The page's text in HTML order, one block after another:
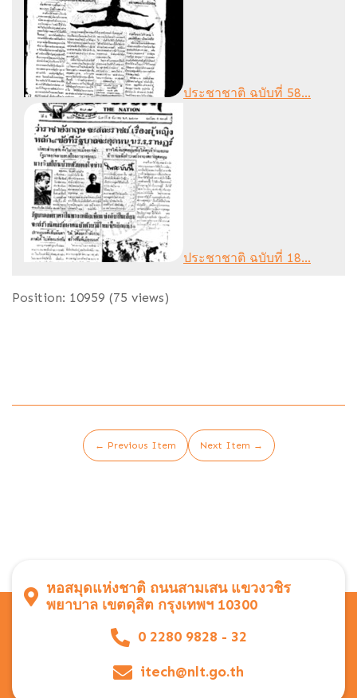
ประชาชาติ ฉบับที่ 58...
ประชาชาติ ฉบับที่ 18...
Position: 10959 (75 views)
← Previous Item Next Item →
หอสมุดแห่งชาติ ถนนสามเสน แขวงวชิร
พยาบาล เขตดุสิต กรุงเทพฯ 10300
0 2280 9828 - 32
itech@nlt.go.th